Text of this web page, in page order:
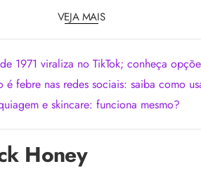
VEJA MAIS
1971 viraliza no TikTok; conheça
é febre nas redes sociais: saiba como
e skincare: funciona mesmo?
Honey
11 fragrâncias icônicas criadas